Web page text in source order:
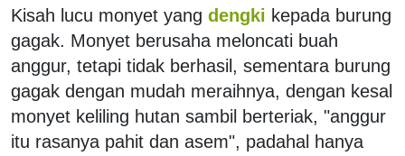
Kisah lucu monyet yang dengki kepada burung
gagak. Monyet berusaha meloncati buah
anggur, tetapi tidak berhasil, sementara burung
gagak dengan mudah meraihnya, dengan kesal
monyet keliling hutan sambil berteriak, "anggur
itu rasanya pahit dan asem", padahal hanya